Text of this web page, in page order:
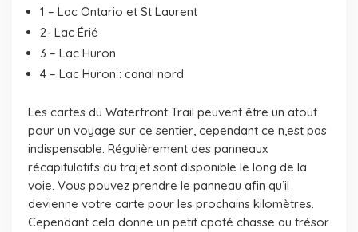
1 – Lac Ontario et St Laurent
2- Lac Érié
3 – Lac Huron
4 – Lac Huron : canal nord
Les cartes du Waterfront Trail peuvent être un atout
pour un voyage sur ce sentier, cependant ce n,est pas
indispensable. Régulièrement des panneaux
récapitulatifs du trajet sont disponible le long de la
voie. Vous pouvez prendre le panneau afin qu’il
devienne votre carte pour les prochains kilomètres.
Cependant cela donne un petit cpoté chasse au trésor